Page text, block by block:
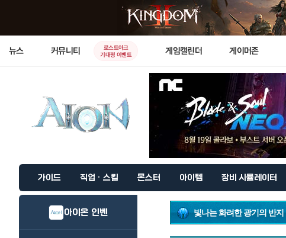
뉴스 커뮤니티
로스트아크
기대평 이벤트
게임캘린더 게이머존
가이드 직업 · 스킬 몬스터 아이템 장비 시뮬레이터
아이온 인벤 빛나는 화려한 광기의 반지